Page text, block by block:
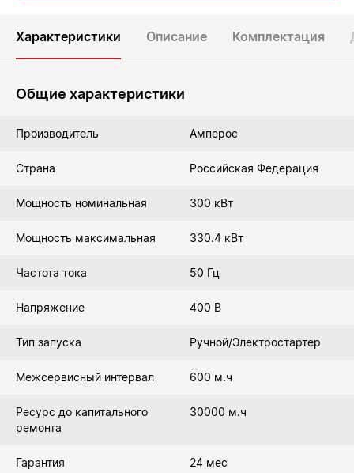
Характеристики Описание Комплектация
Общие характеристики
Производитель Амперос
Страна Российская Федерация
Мощность номинальная 300 кВт
Мощность максимальная 330.4 кВт
Частота тока 50 Гц
Напряжение 400 В
Тип запуска Ручной/Электростартер
Межсервисный интервал 600 м.ч
Ресурс до капитального
ремонта
30000 м.ч
Гарантия 24 мес